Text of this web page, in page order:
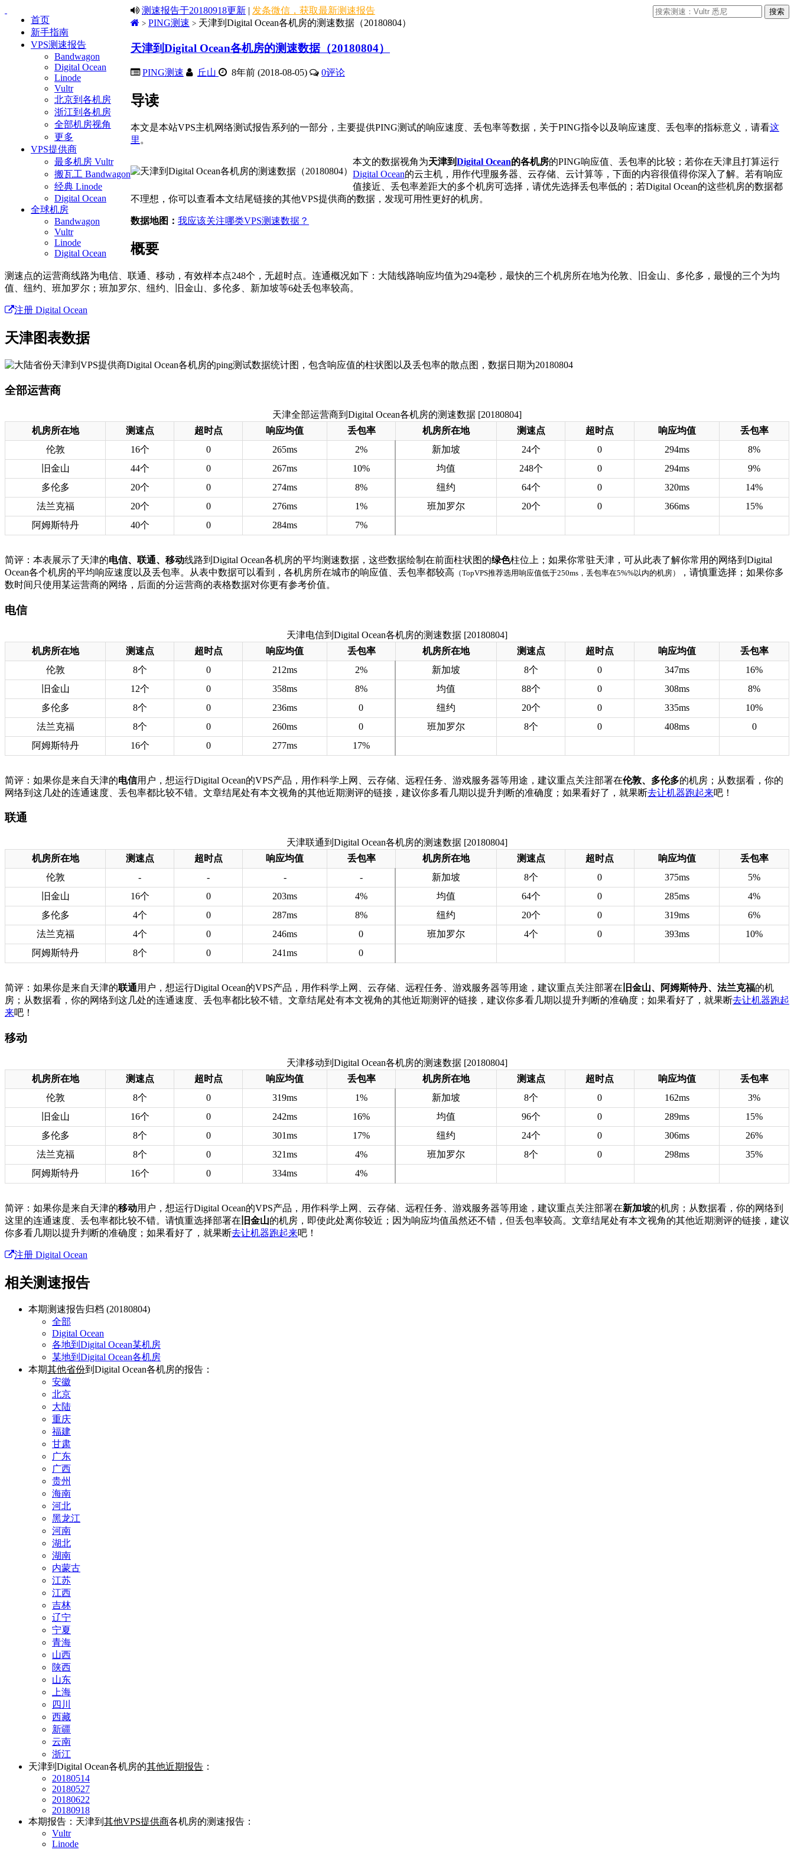
首页
新手指南
VPS测速报告
Bandwagon
Digital Ocean
Linode
Vultr
北京到各机房
浙江到各机房
全部机房视角
更多
VPS提供商
最多机房 Vultr
搬瓦工 Bandwagon
经典 Linode
Digital Ocean
全球机房
Bandwagon
Vultr
Linode
Digital Ocean
测速报告于20180918更新 | 发条微信，获取最新测速报告
> PING测速 > 天津到Digital Ocean各机房的测速数据（20180804）
天津到Digital Ocean各机房的测速数据（20180804）
PING测速 丘山 8年前 (2018-08-05) 0评论
导读
本文是本站VPS主机网络测试报告系列的一部分，主要提供PING测试的响应速度、丢包率等数据，关于PING指令以及响应速度、丢包率的指标意义，请看这
里 。
本文的数据视角为天津到Digital Ocean的各机房的PING响应值、丢包率的比较；若你在天津且打算运行
Digital Ocean的云主机，用作代理服务器、云存储、云计算等，下面的内容很值得你深入了解。若有响应
值接近、丢包率差距大的多个机房可选择，请优先选择丢包率低的；若Digital Ocean的这些机房的数据都
不理想，你可以查看本文结尾链接的其他VPS提供商的数据，发现可用性更好的机房。
数据地图： 我应该关注哪类VPS测速数据？
概要
测速点的运营商线路为电信、联通、移动，有效样本点248个，无超时点。连通概况如下：大陆线路响应均值为294毫秒，最快的三个机房所在地为伦敦、旧金山、多伦多，最慢的三个为均
值、纽约、班加罗尔；班加罗尔、纽约、旧金山、多伦多、新加坡等6处丢包率较高。
注册 Digital Ocean
天津图表数据
全部运营商
天津全部运营商到Digital Ocean各机房的测速数据 [20180804]
机房所在地
测速点 超时点 响应均值 丢包率 机房所在地 测速点 超时点 响应均值
丢包率
伦敦
16个 0 265ms 2% 新加坡 24个 0 294ms
8%
旧金山
44个 0 267ms 10% 均值 248个 0 294ms
9%
多伦多
20个 0 274ms 8% 纽约 64个 0 320ms
14%
法兰克福
20个 0 276ms 1% 班加罗尔 20个 0 366ms
15%
阿姆斯特丹
40个 0 284ms 7%
简评：本表展示了天津的电信、联通、移动线路到Digital Ocean各机房的平均测速数据，这些数据绘制在前面柱状图的绿色柱位上；如果你常驻天津，可从此表了解你常用的网络到Digital
Ocean各个机房的平均响应速度以及丢包率。从表中数据可以看到，各机房所在城市的响应值、丢包率都较高 （TopVPS推荐选用响应值低于250ms，丢包率在5%%以内的机房）
，请慎重选择；如果你多
数时间只使用某运营商的网络，后面的分运营商的表格数据对你更有参考价值。
电信
天津电信到Digital Ocean各机房的测速数据 [20180804]
机房所在地
测速点 超时点 响应均值 丢包率 机房所在地 测速点 超时点 响应均值
丢包率
伦敦
8个 0 212ms 2% 新加坡 8个 0 347ms
16%
旧金山
12个 0 358ms 8% 均值 88个 0 308ms
8%
多伦多
8个 0 236ms 0 纽约 20个 0 335ms
10%
法兰克福
8个 0 260ms 0 班加罗尔 8个 0 408ms
0
阿姆斯特丹
16个 0 277ms 17%
简评：如果你是来自天津的电信用户，想运行Digital Ocean的VPS产品，用作科学上网、云存储、远程任务、游戏服务器等用途，建议重点关注部署在伦敦、多伦多的机房；从数据看，你的
网络到这几处的连通速度、丢包率都比较不错。文章结尾处有本文视角的其他近期测评的链接，建议你多看几期以提升判断的准确度；如果看好了，就果断去让机器跑起来吧！
联通
天津联通到Digital Ocean各机房的测速数据 [20180804]
机房所在地
测速点 超时点 响应均值 丢包率 机房所在地 测速点 超时点 响应均值
丢包率
伦敦
- - - - 新加坡 8个 0 375ms
5%
旧金山
16个 0 203ms 4% 均值 64个 0 285ms
4%
多伦多
4个 0 287ms 8% 纽约 20个 0 319ms
6%
法兰克福
4个 0 246ms 0 班加罗尔 4个 0 393ms
10%
阿姆斯特丹
8个 0 241ms 0
简评：如果你是来自天津的联通用户，想运行Digital Ocean的VPS产品，用作科学上网、云存储、远程任务、游戏服务器等用途，建议重点关注部署在 旧金山、阿姆斯特丹、法兰克福的机
房；从数据看，你的网络到这几处的连通速度、丢包率都比较不错。文章结尾处有本文视角的其他近期测评的链接，建议你多看几期以提升判断的准确度；如果看好了，就果断去让机器跑起
来吧！
移动
天津移动到Digital Ocean各机房的测速数据 [20180804]
机房所在地
测速点 超时点 响应均值 丢包率 机房所在地 测速点 超时点 响应均值
丢包率
伦敦
8个 0 319ms 1% 新加坡 8个 0 162ms
3%
旧金山
16个 0 242ms 16% 均值 96个 0 289ms
15%
多伦多
8个 0 301ms 17% 纽约 24个 0 306ms
26%
法兰克福
8个 0 321ms 4% 班加罗尔 8个 0 298ms
35%
阿姆斯特丹
16个 0 334ms 4%
简评：如果你是来自天津的移动用户，想运行Digital Ocean的VPS产品，用作科学上网、云存储、远程任务、游戏服务器等用途，建议重点关注部署在新加坡的机房；从数据看，你的网络到
这里的连通速度、丢包率都比较不错。请慎重选择部署在 旧金山的机房，即使此处离你较近；因为响应均值虽然还不错，但丢包率较高。文章结尾处有本文视角的其他近期测评的链接，建议
你多看几期以提升判断的准确度；如果看好了，就果断去让机器跑起来吧！
注册 Digital Ocean
相关测速报告
本期测速报告归档 (20180804)
全部
Digital Ocean
各地到Digital Ocean某机房
某地到Digital Ocean各机房
本期其他省份到Digital Ocean各机房的报告：
安徽
北京
大陆
重庆
福建
甘肃
广东
广西
贵州
海南
河北
黑龙江
河南
湖北
湖南
内蒙古
江苏
江西
吉林
辽宁
宁夏
青海
山西
陕西
山东
上海
四川
西藏
新疆
云南
浙江
天津到Digital Ocean各机房的其他近期报告 ：
20180514
20180527
20180622
20180918
本期报告：天津到 其他VPS提供商各机房的测速报告：
Vultr
Linode